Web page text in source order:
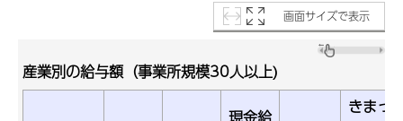
画面サイズで表示
産業別の給与額（事業所規模30人以上)
きまっ